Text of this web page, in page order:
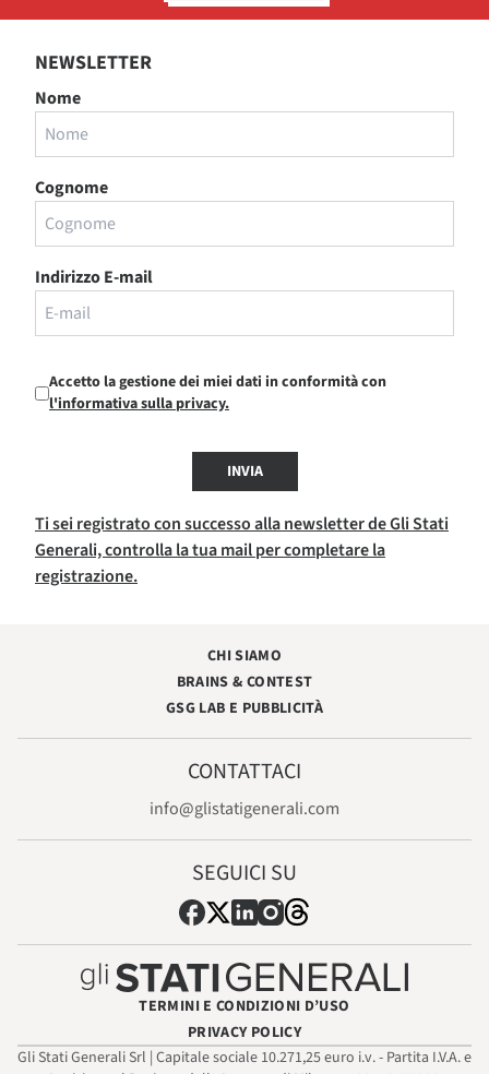
NEWSLETTER
Nome
Cognome
Indirizzo E-mail
Accetto la gestione dei miei dati in conformità con
l'informativa sulla privacy.
INVIA
Ti sei registrato con successo alla newsletter de Gli Stati
Generali, controlla la tua mail per completare la
registrazione.
CHI SIAMO
BRAINS & CONTEST
GSG LAB E PUBBLICITÀ
CONTATTACI
info@glistatigenerali.com
SEGUICI SU
TERMINI E CONDIZIONI D’USO
PRIVACY POLICY
Gli Stati Generali Srl | Capitale sociale 10.271,25 euro i.v. - Partita I.V.A. e